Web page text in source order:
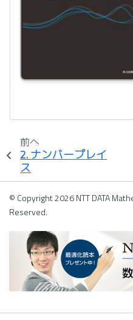
前へ
2.ナンバープレイ
ス
© Copyright 2026 NTT DATA
Reserved.